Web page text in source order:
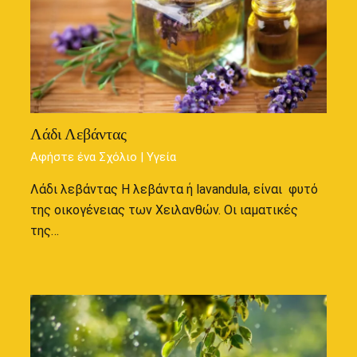
Λάδι Λεβάντας
Αφήστε ένα Σχόλιο |Υγεία
Λάδι λεβάντας Η λεβάντα ή lavandula, είναι φυτό
της οικογένειας των Χειλανθών. Οι ιαματικές
της…